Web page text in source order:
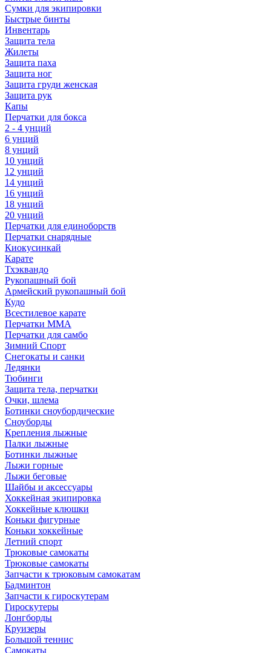
Сумки для экипировки
Быстрые бинты
Инвентарь
Защита тела
Жилеты
Защита паха
Защита ног
Защита груди женская
Защита рук
Капы
Перчатки для бокса
2 - 4 унций
6 унций
8 унций
10 унций
12 унций
14 унций
16 унций
18 унций
20 унций
Перчатки для единоборств
Перчатки снарядные
Киокусинкай
Карате
Тхэквандо
Рукопашный бой
Армейский рукопашный бой
Кудо
Всестилевое карате
Перчатки MMA
Перчатки для самбо
Зимний Спорт
Снегокаты и санки
Ледянки
Тюбинги
Защита тела, перчатки
Очки, шлема
Ботинки сноубордические
Сноуборды
Крепления лыжные
Палки лыжные
Ботинки лыжные
Лыжи горные
Лыжи беговые
Шайбы и аксессуары
Хоккейная экипировка
Хоккейные клюшки
Коньки фигурные
Коньки хоккейные
Летний спорт
Трюковые самокаты
Трюковые самокаты
Запчасти к трюковым самокатам
Бадминтон
Запчасти к гироскутерам
Гироскутеры
Лонгборды
Круизеры
Большой теннис
Самокаты